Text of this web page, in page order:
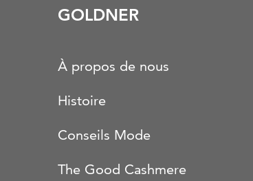
GOLDNER
À propos de nous
Histoire
Conseils Mode
The Good Cashmere